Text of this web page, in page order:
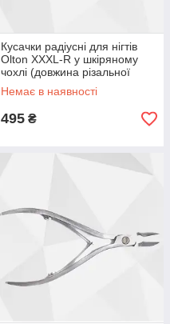
Кусачки радіусні для нігтів
Olton XXXL-R у шкіряному
чохлі (довжина різальної
частини 18 мм)
Немає в наявності
495 ₴